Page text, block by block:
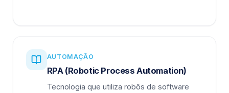
AUTOMAÇÃO
RPA (Robotic Process Automation)
Tecnologia que utiliza robôs de software